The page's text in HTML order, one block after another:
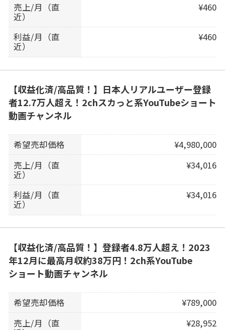
売上/月（直
近）
¥460
利益/月（直
近）
¥460
【収益化済/高品質！】日本人リアルユーザー登録
者12.7万人超え！2chスカっと系YouTubeショート
動画チャンネル
希望売却価格
¥4,980,000
売上/月（直
近）
¥34,016
利益/月（直
近）
¥34,016
【収益化済/高品質！】登録者4.8万人超え！2023
年12月に最高月収約38万円！2ch系YouTube
ショート動画チャンネル
希望売却価格
¥789,000
売上/月（直
¥28,952